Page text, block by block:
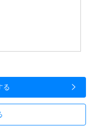
る